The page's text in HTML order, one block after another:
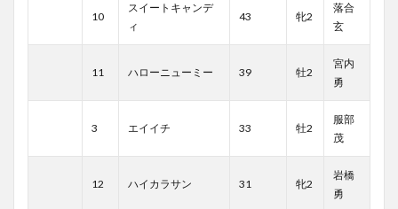
10
スイートキャンデ
ィ
43 牝2
落合
玄
11 ハローニューミー 39 牡2
宮内
勇
3 エイイチ 33 牡2
服部
茂
12 ハイカラサン 31 牝2
岩橋
勇